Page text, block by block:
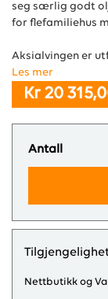
seg særlig godt
for flefamiliehus
Aksialvingen er
Les mer
Kr 20
Antall
Nettbutikk og